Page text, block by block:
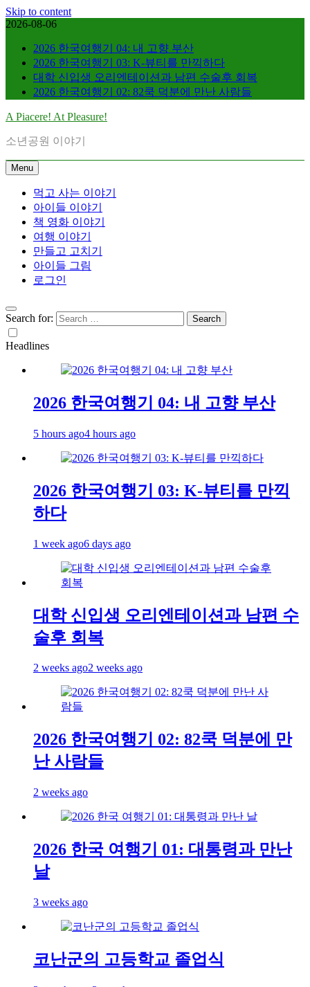
Skip to content
2026-08-06
2026 한국여행기 04: 내 고향 부산
2026 한국여행기 03: K-뷰티를 만끽하다
대학 신입생 오리엔테이션과 남편 수술후 회복
2026 한국여행기 02: 82쿡 덕분에 만난 사람들
A Piacere! At Pleasure!
소년공원 이야기
Menu
먹고 사는 이야기
아이들 이야기
책 영화 이야기
여행 이야기
만들고 고치기
아이들 그림
로그인
Search for:
Headlines
2026 한국여행기 04: 내 고향 부산
5 hours ago4 hours ago
2026 한국여행기 03: K-뷰티를 만끽
하다
1 week ago6 days ago
대학 신입생 오리엔테이션과 남편 수
술후 회복
2 weeks ago2 weeks ago
2026 한국여행기 02: 82쿡 덕분에 만
난 사람들
2 weeks ago
2026 한국 여행기 01: 대통령과 만난
날
3 weeks ago
코난군의 고등학교 졸업식